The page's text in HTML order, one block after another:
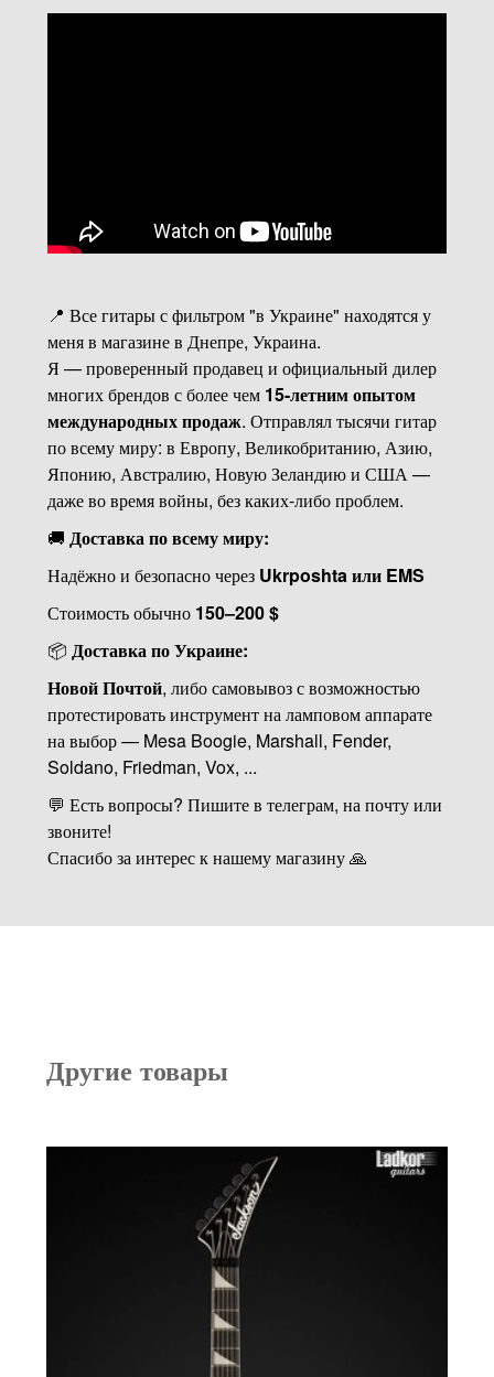
📍 Все гитары с фильтром "в Украине" находятся у
меня в магазине в Днепре, Украина.
Я — проверенный продавец и официальный дилер
многих брендов с более чем 15-летним опытом
международных продаж. Отправлял тысячи гитар
по всему миру: в Европу, Великобританию, Азию,
Японию, Австралию, Новую Зеландию и США —
даже во время войны, без каких-либо проблем.
🚚 Доставка по всему миру:
Надёжно и безопасно через Ukrposhta или EMS
Стоимость обычно 150–200 $
📦 Доставка по Украине:
Новой Почтой, либо самовывоз с возможностью
протестировать инструмент на ламповом аппарате
на выбор — Mesa Boogie, Marshall, Fender,
Soldano, Friedman, Vox, ...
💬 Есть вопросы? Пишите в телеграм, на почту или
звоните!
Спасибо за интерес к нашему магазину 🙏
Другие товары